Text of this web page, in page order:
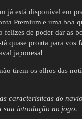
já está disponível em
Premium e uma boa
felizes de poder dar as
quase pronta para vos
japonesa!
tirem os olhos das
características do
sua introdução no jogo.